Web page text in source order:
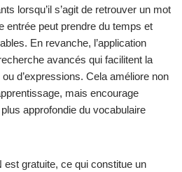
lorsqu’il s’agit de retrouver un mot
entrée peut prendre du temps et
En revanche, l’application
avancés qui facilitent la
d’expressions. Cela améliore non
mais encourage
approfondie du vocabulaire
est gratuite, ce qui constitue un